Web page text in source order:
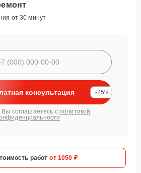
от 30 минут
консультация -25%
соглашаетесь с политикой
работ от 1050 ₽